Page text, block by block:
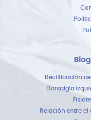
Rectificación
Dorsalgía
Relación entre